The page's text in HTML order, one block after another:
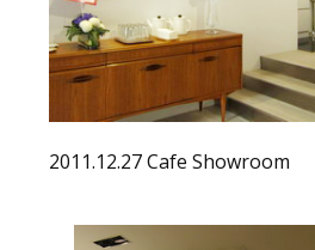
2011.12.27 Cafe Showroom